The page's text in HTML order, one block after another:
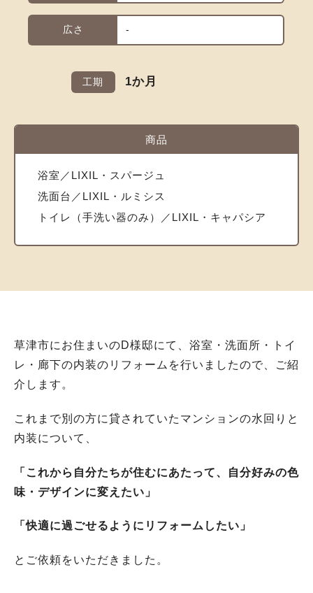
広さ -
工期 1か月
商品
浴室／LIXIL・スパージュ
洗面台／LIXIL・ルミシス
トイレ（手洗い器のみ）／LIXIL・キャパシア
草津市にお住まいのD様邸にて、浴室・洗面所・トイ
レ・廊下の内装のリフォームを行いましたので、ご紹
介します。
これまで別の方に貸されていたマンションの水回りと
内装について、
「これから自分たちが住むにあたって、自分好みの色
味・デザインに変えたい」
「快適に過ごせるようにリフォームしたい」
とご依頼をいただきました。